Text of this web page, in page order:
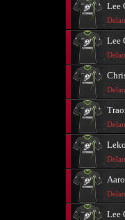
Lee
Lee
Leko
Lee